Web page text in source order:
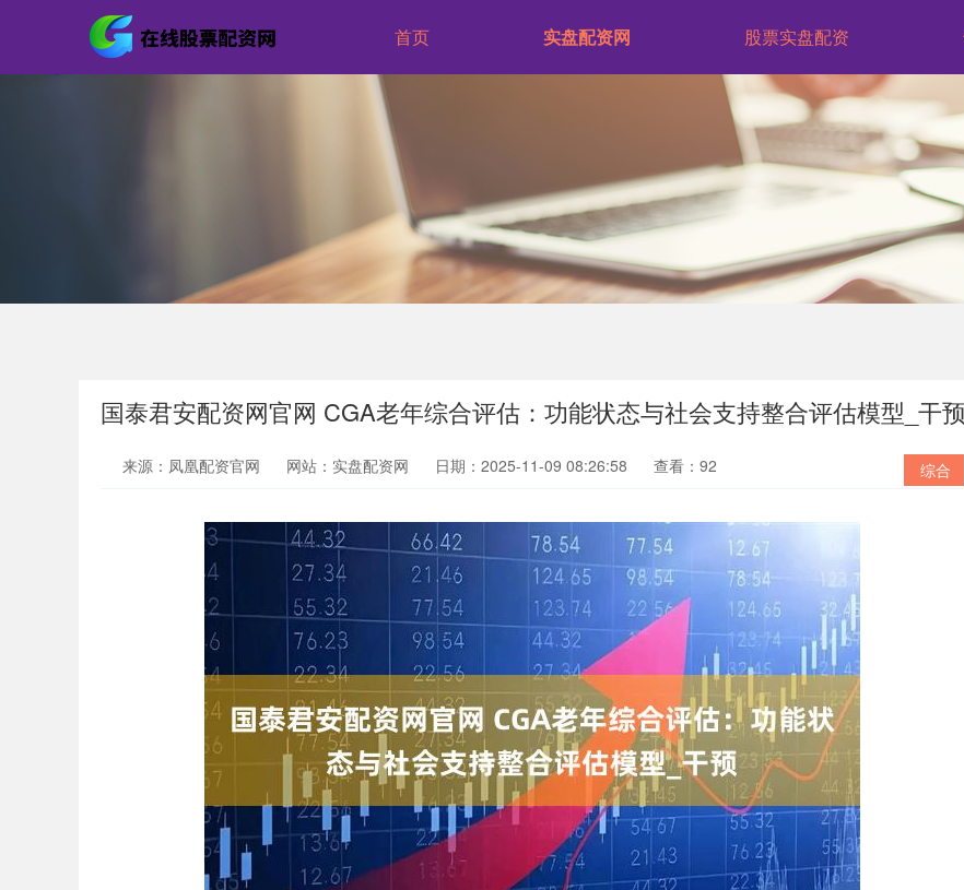
首页 实盘配资网 股票实盘配资
国泰君安配资网官网 CGA老年综合评估：功能状态与社会支持整合评估模型_干预
综合
来源：凤凰配资官网 网站：实盘配资网 日期：2025-11-09 08:26:58 查看：92